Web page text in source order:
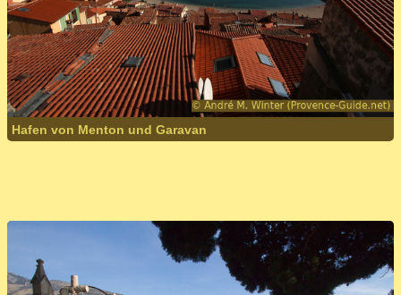
Hafen von Menton und Garavan